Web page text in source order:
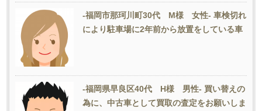
-福岡市那珂川町30代 M様 女性- 車検切れ
により駐車場に2年前から放置をしている車
-福岡県早良区40代 H様 男性- 買い替えの
為に、中古車として買取の査定をお願いしま